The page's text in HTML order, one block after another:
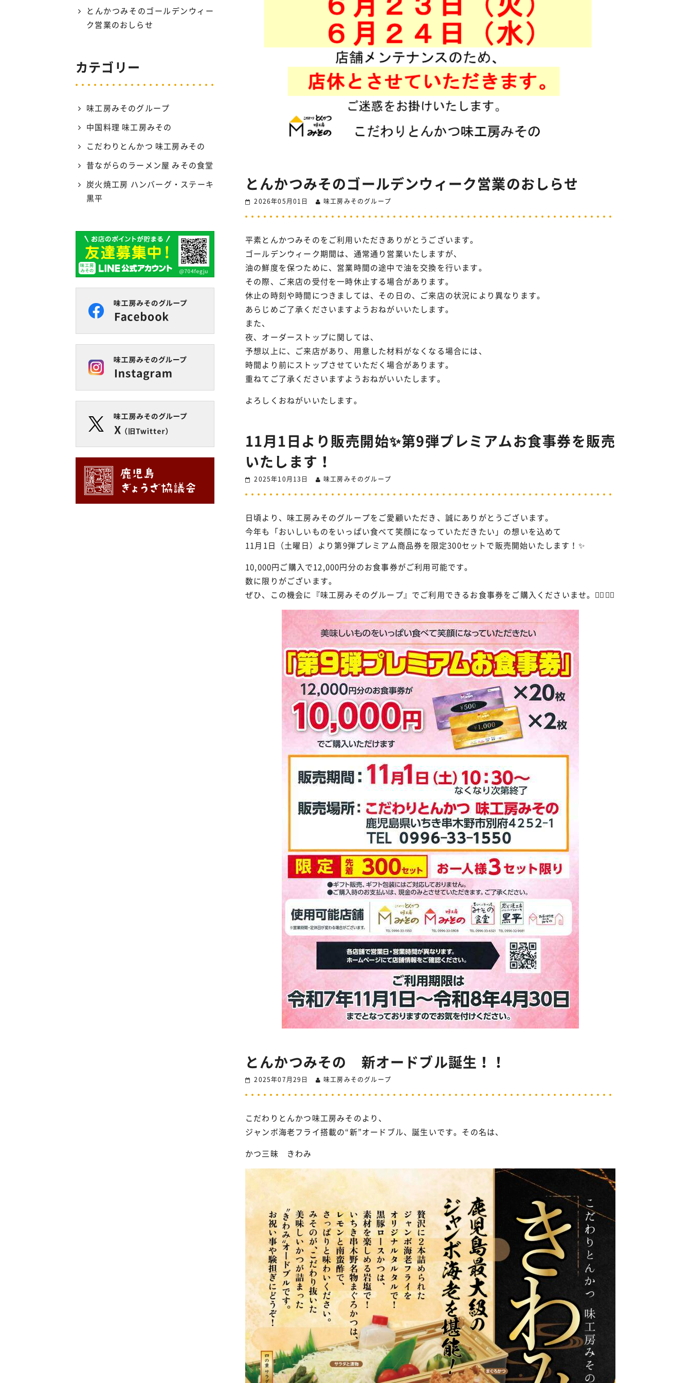
とんかつみそのゴールデンウィーク営業のおしらせ
2026年05月01日 味工房みそのグループ
平素とんかつみそのをご利用いただきありがとうございます。
ゴールデンウィーク期間は、通常通り営業いたしますが、
油の鮮度を保つために、営業時間の途中で油を交換を行います。
その際、ご来店の受付を一時休止する場合があります。
休止の時刻や時間につきましては、その日の、ご来店の状況により異なります。
あらじめご了承くださいますようおねがいいたします。
また、
夜、オーダーストップに関しては、
予想以上に、ご来店があり、用意した材料がなくなる場合には、
時間より前にストップさせていただく場合があります。
重ねてご了承くださいますようおねがいいたします。
よろしくおねがいいたします。
11月1日より販売開始✨第9弾プレミアムお食事券を販売
いたします！
2025年10月13日 味工房みそのグループ
日頃より、味工房みそのグループをご愛顧いただき、誠にありがとうございます。
今年も「おいしいものをいっぱい食べて笑顔になっていただきたい」の想いを込めて
11月1日（土曜日）より第9弾プレミアム商品券を限定300セットで販売開始いたします！✨️
10,000円ご購入で12,000円分のお食事券がご利用可能です。
数に限りがございます。
ぜひ、この機会に『味工房みそのグループ』でご利用できるお食事券をご購入くださいませ。💁‍♀️💁‍♂️
とんかつみその 新オードブル誕生！！
2025年07月29日 味工房みそのグループ
こだわりとんかつ味工房みそのより、
ジャンボ海老フライ搭載の“新”オードブル、誕生いです。その名は、
かつ三昧 きわみ
とんかつみそのゴールデンウィー
ク営業のおしらせ
カテゴリー
味工房みそのグループ
中国料理 味工房みその
こだわりとんかつ 味工房みその
昔ながらのラーメン屋 みその食堂
炭火焼工房 ハンバーグ・ステーキ
黒平